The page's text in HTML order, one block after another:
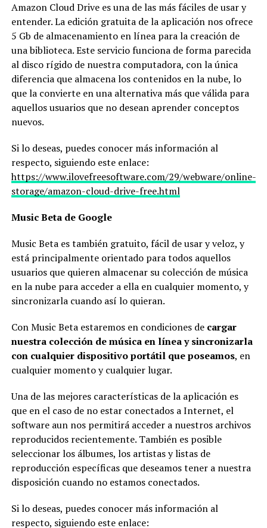
Amazon Cloud Drive es una de las más fáciles de usar y
entender. La edición gratuita de la aplicación nos ofrece
5 Gb de almacenamiento en línea para la creación de
una biblioteca. Este servicio funciona de forma parecida
al disco rígido de nuestra computadora, con la única
diferencia que almacena los contenidos en la nube, lo
que la convierte en una alternativa más que válida para
aquellos usuarios que no desean aprender conceptos
nuevos.
Si lo deseas, puedes conocer más información al
respecto, siguiendo este enlace:
https://www.ilovefreesoftware.com/29/webware/online-
storage/amazon-cloud-drive-free.html
Music Beta de Google
Music Beta es también gratuito, fácil de usar y veloz, y
está principalmente orientado para todos aquellos
usuarios que quieren almacenar su colección de música
en la nube para acceder a ella en cualquier momento, y
sincronizarla cuando así lo quieran.
Con Music Beta estaremos en condiciones de cargar
nuestra colección de música en línea y sincronizarla
con cualquier dispositivo portátil que poseamos, en
cualquier momento y cualquier lugar.
Una de las mejores características de la aplicación es
que en el caso de no estar conectados a Internet, el
software aun nos permitirá acceder a nuestros archivos
reproducidos recientemente. También es posible
seleccionar los álbumes, los artistas y listas de
reproducción específicas que deseamos tener a nuestra
disposición cuando no estamos conectados.
Si lo deseas, puedes conocer más información al
respecto, siguiendo este enlace: